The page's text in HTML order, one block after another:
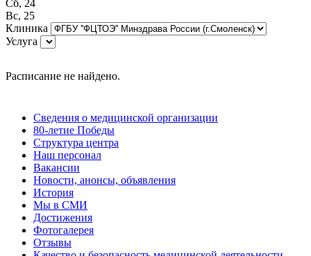
Сб, 24
Вс, 25
Клиника
Услуга
Расписание не найдено.
Сведения о медицинской организации
80-летие Победы
Структура центра
Наш персонал
Вакансии
Новости, анонсы, объявления
История
Мы в СМИ
Достижения
Фотогалерея
Отзывы